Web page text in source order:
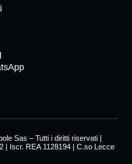
Sas – Tutti i diritti riservati |
| Iscr. REA 1128194 | C.so Lecce